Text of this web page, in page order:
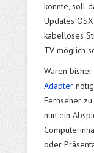
konnte, soll
Updates
kabelloses
TV möglich
Waren
Adapter
Fernseher
nun ein
oder